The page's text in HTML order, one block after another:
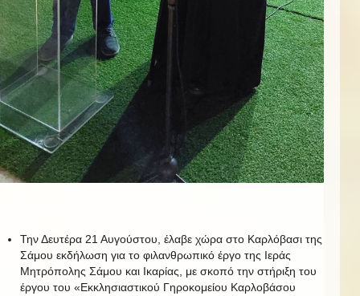
Την Δευτέρα 21 Αυγούστου, έλαβε χώρα στο Καρλόβασι της
Σάμου εκδήλωση για το φιλανθρωπικό έργο της Ιεράς
Μητρόπολης Σάμου και Ικαρίας, με σκοπό την στήριξη του
έργου του «Εκκλησιαστικού Γηροκομείου Καρλοβάσου